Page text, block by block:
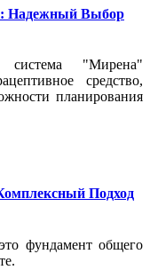
Надежный Выбор
система "Мирена"
средство,
планирования
Подход
фундамент общего